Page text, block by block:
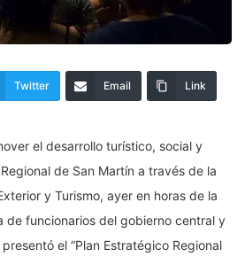
Twitter Email Link
el desarrollo turístico, social y
de San Martín a través de la
y Turismo, ayer en horas de la
de funcionarios del gobierno central y
el “Plan Estratégico Regional